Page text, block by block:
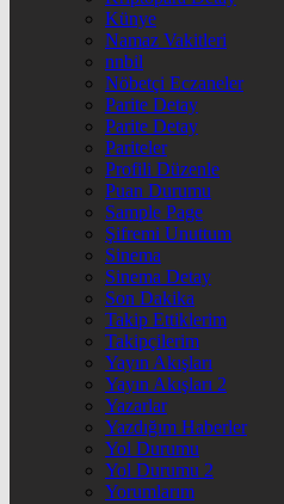
Künye
Namaz Vakitleri
nnbil
Nöbetçi Eczaneler
Parite Detay
Parite Detay
Pariteler
Profili Düzenle
Puan Durumu
Sample Page
Şifremi Unuttum
Sinema
Sinema Detay
Son Dakika
Takip Ettiklerim
Takipçilerim
Yayın Akışları
Yayın Akışları 2
Yazarlar
Yazdığım Haberler
Yol Durumu
Yol Durumu 2
Yorumlarım